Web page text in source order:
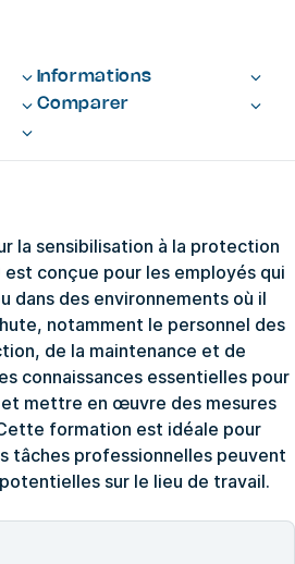
Informations
Comparer
la sensibilisation à la protection
conçue pour les employés qui
dans des environnements où il
notamment le personnel des
de la maintenance et de
connaissances essentielles pour
mettre en œuvre des mesures
formation est idéale pour
tâches professionnelles peuvent
sur le lieu de travail.